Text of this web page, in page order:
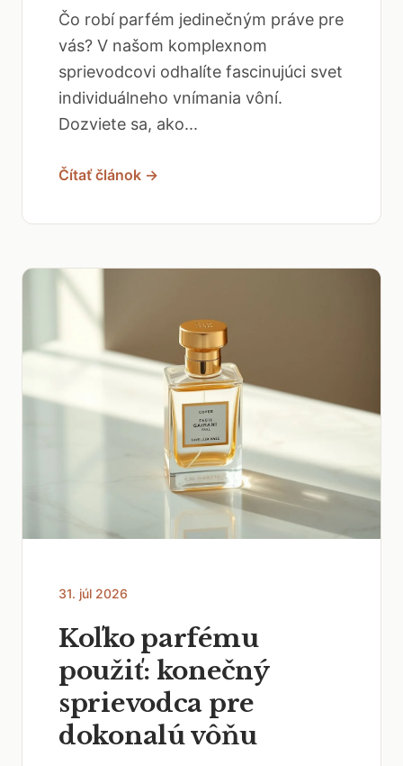
Čo robí parfém jedinečným práve pre
vás? V našom komplexnom
sprievodcovi odhalíte fascinujúci svet
individuálneho vnímania vôní.
Dozviete sa, ako...
Čítať článok →
31. júl 2026
Koľko parfému
použiť: konečný
sprievodca pre
dokonalú vôňu